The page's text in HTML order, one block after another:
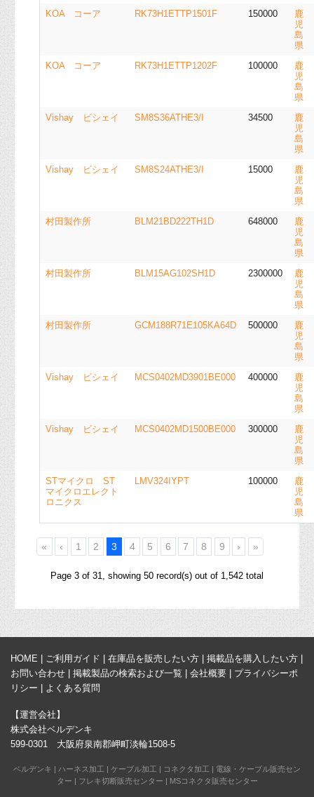
KOA コーア
RK73H1ETTP1501F 150000
鹿
児
島
県
KOA コーア
RK73H1ETTP1202F 100000
鹿
児
島
県
Vishay ビシェイ
SM8S36ATHE3/I 34500
鹿
児
島
県
Vishay ビシェイ
SM8S24ATHE3/I 15000
鹿
児
島
県
村田製作所
BLM21BD222TH1D 648000
鹿
児
島
県
村田製作所
BLM15AG102SH1D 2300000
鹿
児
島
県
村田製作所
GCM188R71E105KA64D 500000
鹿
児
島
県
Vishay ビシェイ
MCS0402MD3901BE000 400000
鹿
児
島
県
Vishay ビシェイ
MCS0402MD1500BE000 300000
鹿
児
島
県
STマイクロ ST
マイクロエレクト
ロニクス
LMV324IYPT 100000
鹿
児
島
県
« ‹ 1 2 3 4 5 6 7 8 9 › »
Page 3 of 31, showing 50 record(s) out of 1,542 total
HOME ご利用ガイド 在庫品を販売したい方 掲載品を購入したい方
お問い合わせ
掲載製品の検索および一覧 会社概要
プライバシーポ
リシー
よくある質問
【運営会社】
株式会社ベルデンキ
599-0301 大阪府泉南郡岬町淡輪1508-5
ベルデンキ | ハーネス加工 | ケーブル加工 | コネクタ加工 | 電線・ケーブル販売セン
ター | フレキ切断販売センター | MSコネクタ販売センター